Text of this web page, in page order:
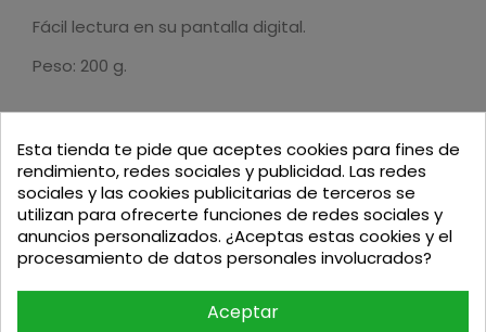
Fácil lectura en su pantalla digital.
Peso: 200 g.
Podria interesarte
-1%
Esta tienda te pide que aceptes cookies para fines de
rendimiento, redes sociales y publicidad. Las redes
sociales y las cookies publicitarias de terceros se
utilizan para ofrecerte funciones de redes sociales y
anuncios personalizados. ¿Aceptas estas cookies y el
procesamiento de datos personales involucrados?
Aceptar